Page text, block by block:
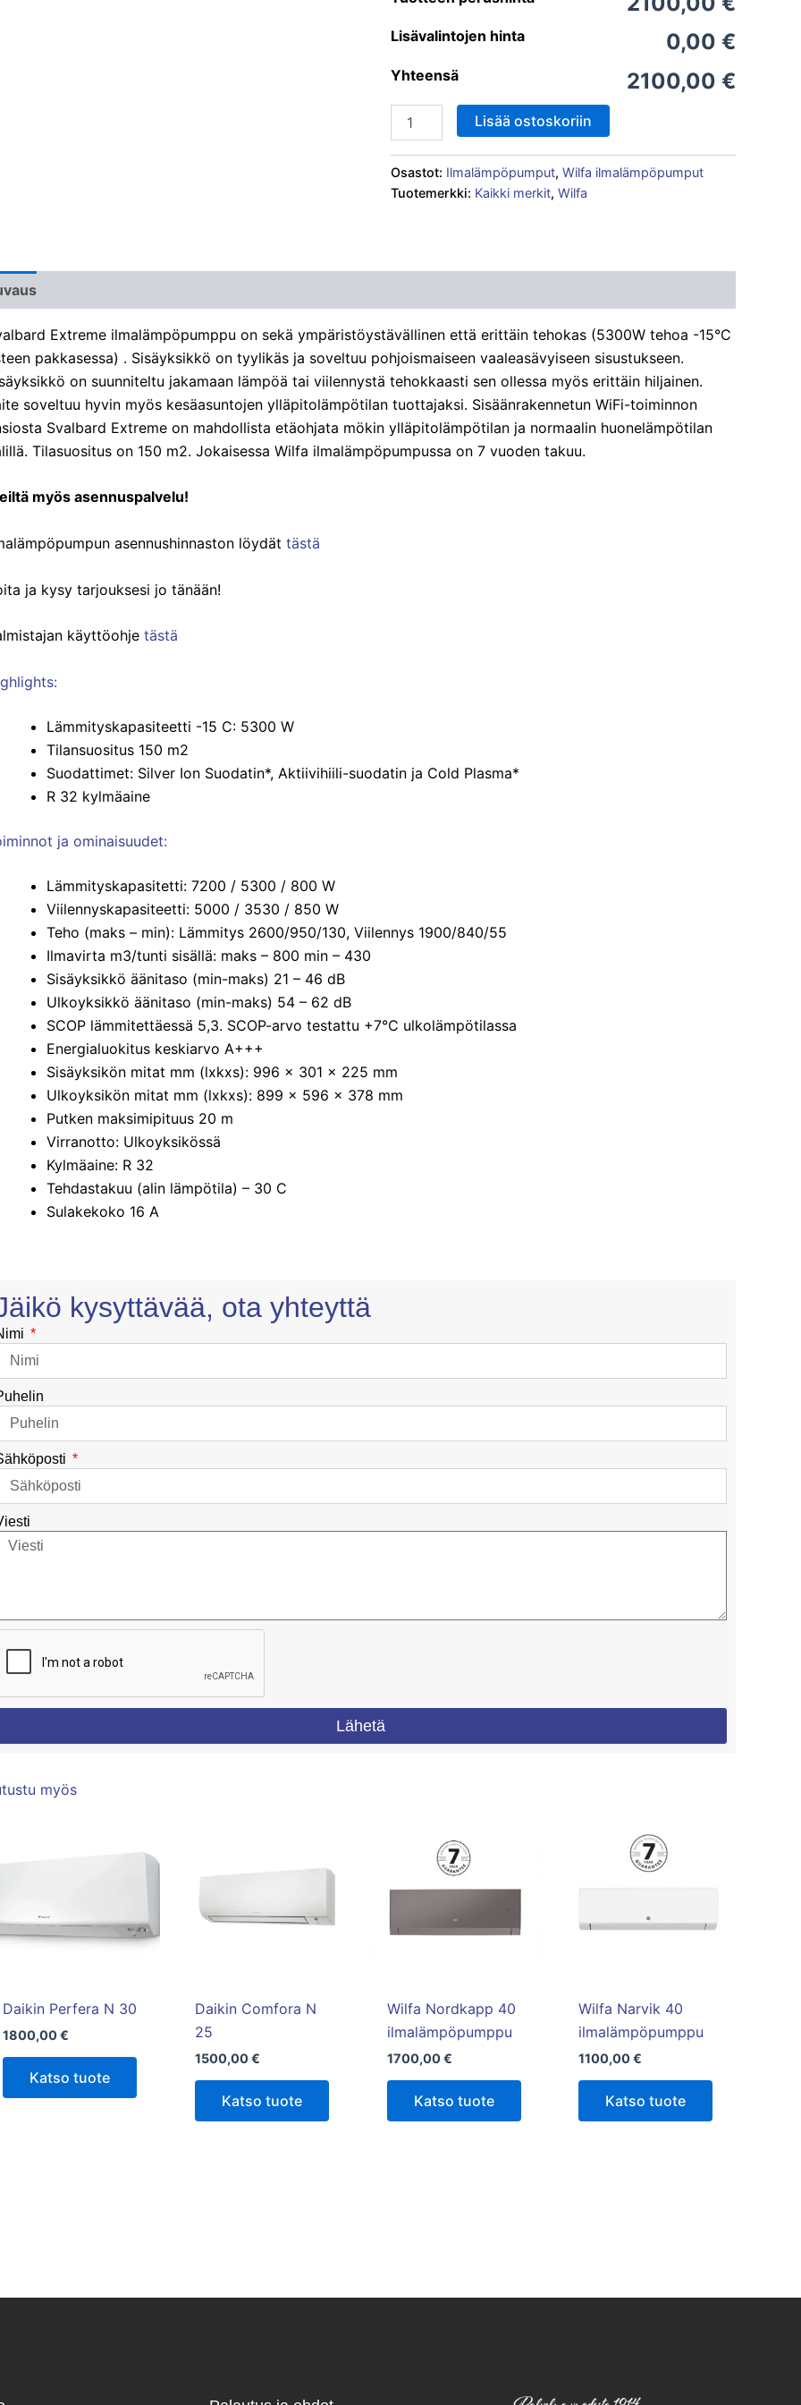
Lisävalintojen hinta 0,00 €
Yhteensä 2100,00 €
Lisää ostoskoriin
Osastot: Ilmalämpöpumput,Wilfa ilmalämpöpumput
Tuotemerkki: Kaikki merkit,Wilfa
Extreme ilmalämpöpumppu on sekä ympäristöystävällinen että erittäin tehokas (5300W tehoa -15°C
pakkasessa) . Sisäyksikkö on tyylikäs ja soveltuu pohjoismaiseen vaaleasävyiseen sisustukseen.
on suunniteltu jakamaan lämpöä tai viilennystä tehokkaasti sen ollessa myös erittäin hiljainen.
soveltuu hyvin myös kesäasuntojen ylläpitolämpötilan tuottajaksi. Sisäänrakennetun WiFi-toiminnon
Svalbard Extreme on mahdollista etäohjata mökin ylläpitolämpötilan ja normaalin huonelämpötilan
Tilasuositus on 150 m2. Jokaisessa Wilfa ilmalämpöpumpussa on 7 vuoden takuu.
myös asennuspalvelu!
asennushinnaston löydät tästä
ja kysy tarjouksesi jo tänään!
käyttöohje tästä
Lämmityskapasiteetti -15 C: 5300 W
Tilansuositus 150 m2
Suodattimet: Silver Ion Suodatin*, Aktiivihiili-suodatin ja Cold Plasma*
R 32 kylmäaine
ja ominaisuudet:
Lämmityskapasitetti: 7200 / 5300 / 800 W
Viilennyskapasiteetti: 5000 / 3530 / 850 W
Teho (maks – min): Lämmitys 2600/950/130, Viilennys 1900/840/55
Ilmavirta m3/tunti sisällä: maks – 800 min – 430
Sisäyksikkö äänitaso (min-maks) 21 – 46 dB
Ulkoyksikkö äänitaso (min-maks) 54 – 62 dB
SCOP lämmitettäessä 5,3. SCOP-arvo testattu +7°C ulkolämpötilassa
Energialuokitus keskiarvo A+++
Sisäyksikön mitat mm (lxkxs): 996 x 301 x 225 mm
Ulkoyksikön mitat mm (lxkxs): 899 x 596 x 378 mm
Putken maksimipituus 20 m
Virranotto: Ulkoyksikössä
Kylmäaine: R 32
Tehdastakuu (alin lämpötila) – 30 C
Sulakekoko 16 A
kysyttävää, ota yhteyttä
Lähetä
myös
Daikin Perfera N 30
1800,00€
Katso tuote
Daikin Comfora N
25
1500,00€
Katso tuote
Wilfa Nordkapp 40
ilmalämpöpumppu
1700,00€
Katso tuote
useampi
Voit
Wilfa Narvik 40
ilmalämpöpumppu
1100,00€
Katso tuote